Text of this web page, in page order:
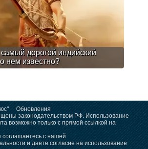
дорогой индийский
нем известно?
Обновления
законодательством РФ. Использование
возможно только с прямой ссылкой на
соглашаетесь с нашей
и даете согласие на использование